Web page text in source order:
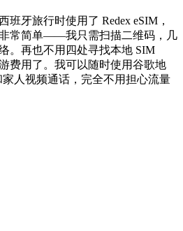
班牙旅行时使用了 Redex eSIM，
常简单——我只需扫描二维码，几
。再也不用四处寻找本地 SIM
费用了。我可以随时使用谷歌地
家人视频通话，完全不用担心流量